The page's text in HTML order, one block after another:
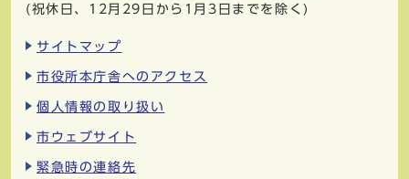
(祝休日、12月29日から1月3日までを除く)
サイトマップ
市役所本庁舎へのアクセス
個人情報の取り扱い
市ウェブサイト
緊急時の連絡先